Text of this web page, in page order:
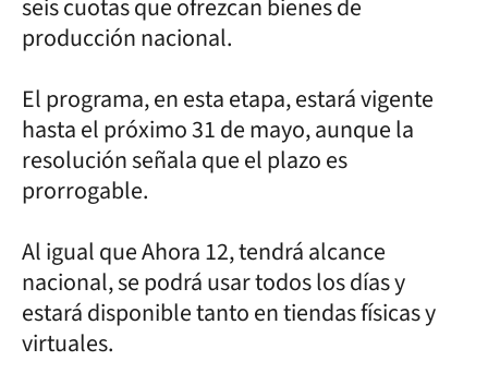
seis cuotas que ofrezcan bienes de
producción nacional.
El programa, en esta etapa, estará vigente
hasta el próximo 31 de mayo, aunque la
resolución señala que el plazo es
prorrogable.
Al igual que Ahora 12, tendrá alcance
nacional, se podrá usar todos los días y
estará disponible tanto en tiendas físicas y
virtuales.